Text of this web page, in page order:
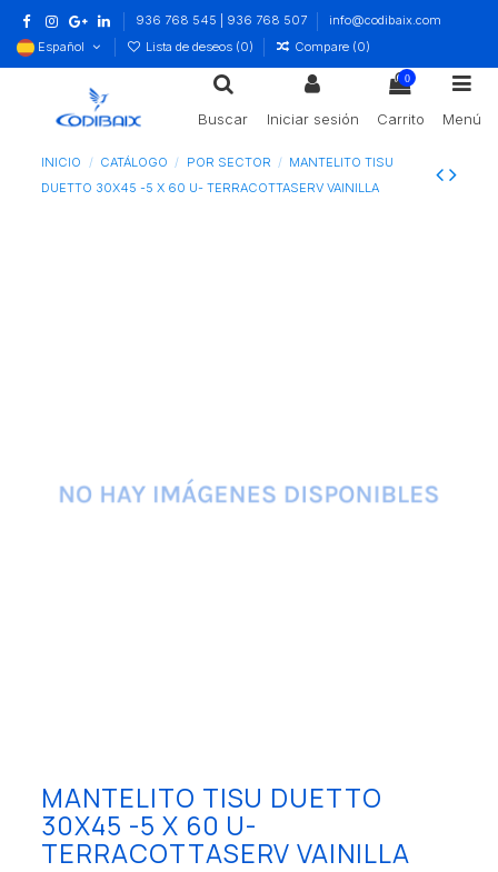
936 768 545 | 936 768 507
info@codibaix.com
Español
Lista de deseos (0) Compare (0)
Buscar Iniciar sesión
0
Carrito Menú
INICIO CATÁLOGO POR SECTOR
MANTELITO TISU
DUETTO 30X45 -5 X 60 U- TERRACOTTASERV VAINILLA
MANTELITO TISU DUETTO
30X45 -5 X 60 U-
TERRACOTTASERV VAINILLA